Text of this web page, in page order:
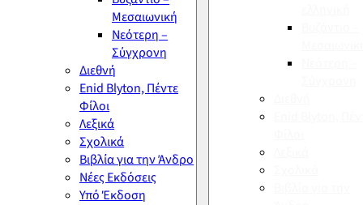
Μεσαιωνική
Νεότερη –
Σύγχρονη
Διεθνή
Enid Blyton, Πέντε
Φίλοι
Λεξικά
Σχολικά
Βιβλία για την Άνδρο
Νέες Εκδόσεις
Υπό Έκδοση